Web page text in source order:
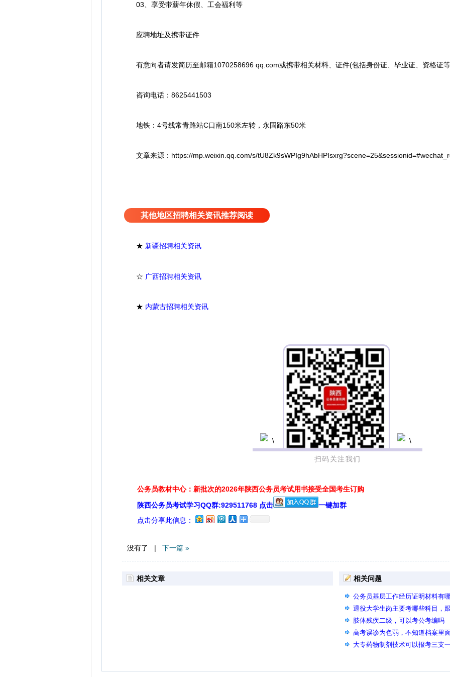
03、享受带薪年休假、工会福利等
应聘地址及携带证件
有意向者请发简历至邮箱1070258696 qq.com或携带相关材料、证件(包括身份证、毕业证、资格证
咨询电话：8625441503
地铁：4号线常青路站C口南150米左转，永固路东50米
文章来源：https://mp.weixin.qq.com/s/
其他地区招聘相关资讯推荐阅读
★ 新疆招聘相关资讯
☆ 广西招聘相关资讯
★ 内蒙古招聘相关资讯
扫码关注我们
公务员教材中心：新批次的2026年陕西公务员考试用书接受全国考生订购
陕西公务员考试学习QQ群:929511768 点击
一键加群
点击分享此信息：
没有了 | 下一篇 »
相关文章 相关问题
公务员基层工作经历证明材料有
退役大学生岗主要考哪些科目，
肢体残疾二级，可以考公考编吗
高考误诊为色弱，不知道档案里
试有影响吗，我现在去医院检查
大专药物制剂技术可以报考三支